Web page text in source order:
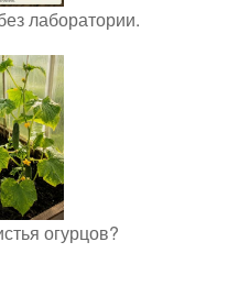
лаборатории.
огурцов?